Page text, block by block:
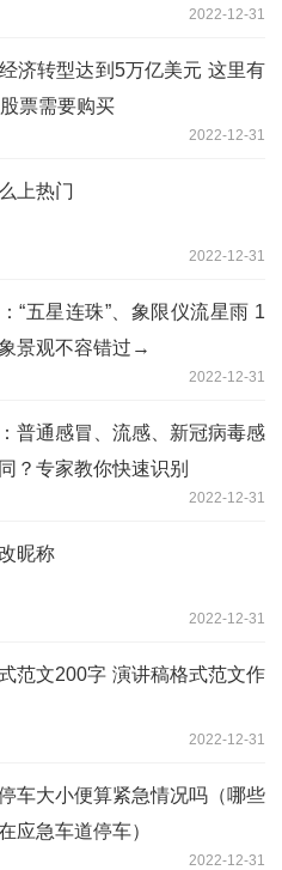
2022-12-31
济转型达到5万亿美元 这里有
票需要购买
2022-12-31
上热门
2022-12-31
“五星连珠”、象限仪流星雨 1
景观不容错过→
2022-12-31
普通感冒、流感、新冠病毒感
？专家教你快速识别
2022-12-31
昵称
2022-12-31
范文200字 演讲稿格式范文作
2022-12-31
车大小便算紧急情况吗（哪些
应急车道停车）
2022-12-31